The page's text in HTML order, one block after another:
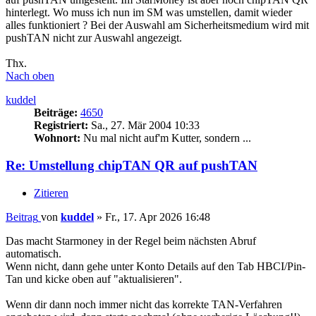
hinterlegt. Wo muss ich nun im SM was umstellen, damit wieder
alles funktioniert ? Bei der Auswahl am Sicherheitsmedium wird mit
pushTAN nicht zur Auswahl angezeigt.
Thx.
Nach oben
kuddel
Beiträge: 4650
Registriert: Sa., 27. Mär 2004 10:33
Wohnort: Nu mal nicht auf'm Kutter, sondern ...
Re: Umstellung chipTAN QR auf pushTAN
Zitieren
Beitrag von kuddel » Fr., 17. Apr 2026 16:48
Das macht Starmoney in der Regel beim nächsten Abruf
automatisch.
Wenn nicht, dann gehe unter Konto Details auf den Tab HBCI/Pin-
Tan und kicke oben auf "aktualisieren".
Wenn dir dann noch immer nicht das korrekte TAN-Verfahren